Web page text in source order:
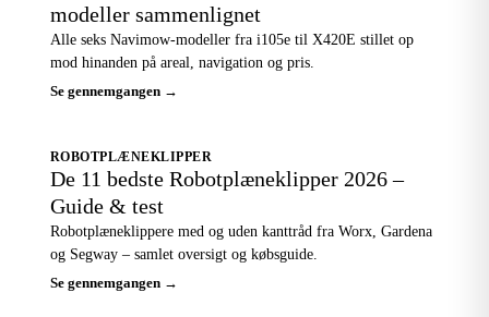
modeller sammenlignet
Alle seks Navimow-modeller fra i105e til X420E stillet op
mod hinanden på areal, navigation og pris.
Se gennemgangen →
ROBOTPLÆNEKLIPPER
De 11 bedste Robotplæneklipper 2026 –
Guide & test
Robotplæneklippere med og uden kanttråd fra Worx, Gardena
og Segway – samlet oversigt og købsguide.
Se gennemgangen →